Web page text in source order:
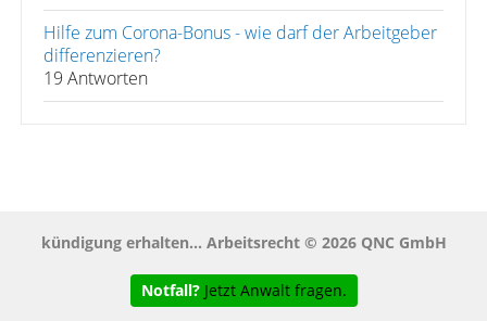
Hilfe zum Corona-Bonus - wie darf der Arbeitgeber
differenzieren?
19 Antworten
kündigung erhalten... Arbeitsrecht © 2026 QNC GmbH
Notfall? Jetzt Anwalt fragen.